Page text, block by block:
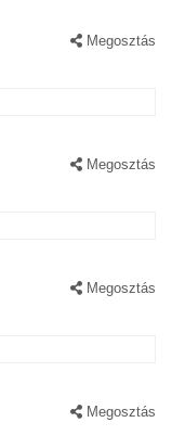
Megosztás
Megosztás
Megosztás
Megosztás